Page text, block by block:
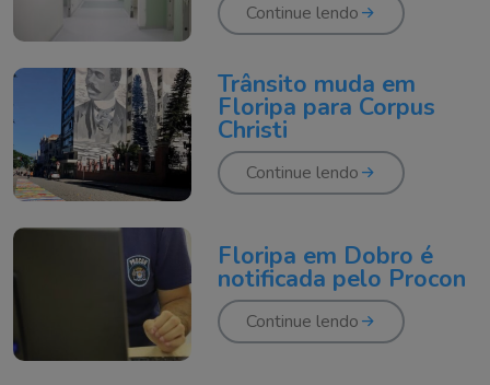
Continue lendo
Trânsito muda em
Floripa para Corpus
Christi
Continue lendo
Floripa em Dobro é
notificada pelo Procon
Continue lendo